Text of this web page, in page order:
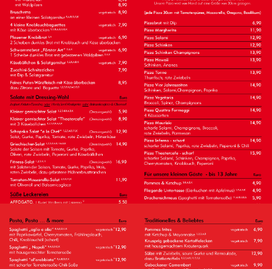
SPEISEN SUPPEN & VORSPEISEN
PIZZA PASTA